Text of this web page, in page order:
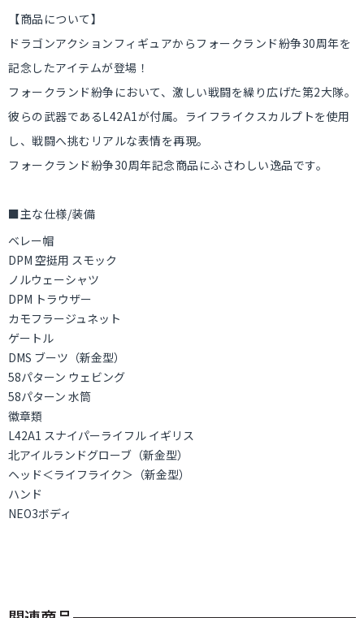
【商品について】
ドラゴンアクションフィギュアからフォークランド紛争30周年を
記念したアイテムが登場！
フォークランド紛争において、激しい戦闘を繰り広げた第2大隊。
彼らの武器であるL42A1が付属。ライフライクスカルプトを使用
し、戦闘へ挑むリアルな表情を再現。
フォークランド紛争30周年記念商品にふさわしい逸品です。
■主な仕様/装備
ベレー帽
DPM 空挺用 スモック
ノルウェーシャツ
DPM トラウザー
カモフラージュネット
ゲートル
DMS ブーツ（新金型）
58パターン ウェビング
58パターン 水筒
徽章類
L42A1 スナイパーライフル イギリス
北アイルランドグローブ（新金型）
ヘッド＜ライフライク＞（新金型）
ハンド
NEO3ボディ